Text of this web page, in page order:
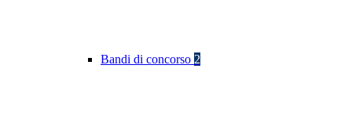
Bandi di concorso 2